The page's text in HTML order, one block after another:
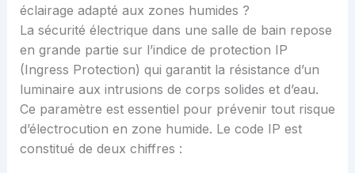
éclairage adapté aux zones humides ?
La sécurité électrique dans une salle de bain repose
en grande partie sur l’indice de protection IP
(Ingress Protection) qui garantit la résistance d’un
luminaire aux intrusions de corps solides et d’eau.
Ce paramètre est essentiel pour prévenir tout risque
d’électrocution en zone humide. Le code IP est
constitué de deux chiffres :